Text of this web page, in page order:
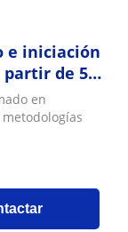
e iniciación
partir de 5
en